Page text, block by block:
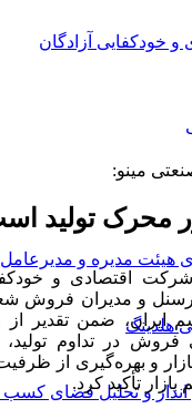
هیئت مدیره و مدیرعامل
هلدینگ
و تحلیل فضای کسب
مینو:
محرک تولید
اقتصادی و
و مدیران فروش
ضمن تقدیر از
فروش در تداوم
و بهره‌گیری از
تأکید کرد.